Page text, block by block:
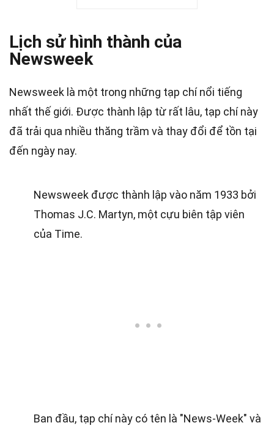
Lịch sử hình thành của
Newsweek
Newsweek là một trong những tạp chí nổi tiếng
nhất thế giới. Được thành lập từ rất lâu, tạp chí này
đã trải qua nhiều thăng trầm và thay đổi để tồn tại
đến ngày nay.
Newsweek được thành lập vào năm 1933 bởi
Thomas J.C. Martyn, một cựu biên tập viên
của Time.
Ban đầu, tạp chí này có tên là "News-Week" và